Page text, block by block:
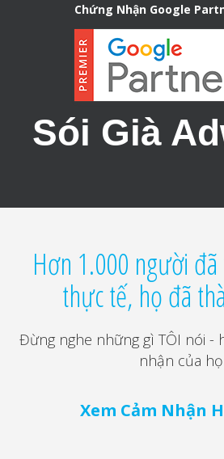
Chứng Nhận Google
Sói Già
Hơn 1.000 người
thực tế, họ đã
Đừng nghe những gì TÔI nói -
nhận của họ
Xem Cảm Nhận